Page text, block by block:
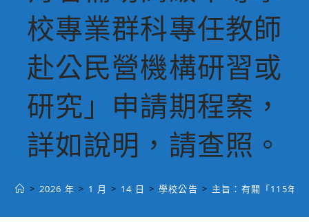
校專業群科專任教師
赴公民營機構研習或
研究」申請期程案，
詳如說明，請查照。
> 2026 年 > 1 月 > 14 日 > 學校公告 > 主旨：有關「115年